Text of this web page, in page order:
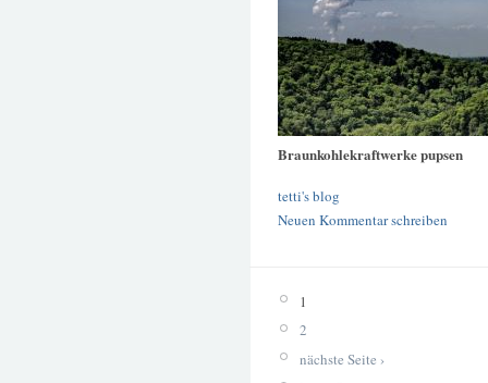
Braunkohlekraftwerke pupsen
tetti's blog
Neuen Kommentar schreiben
1
2
nächste Seite ›